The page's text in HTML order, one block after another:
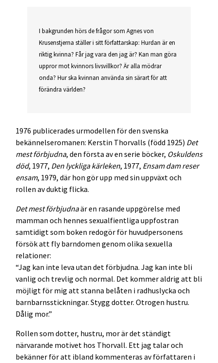
I bakgrunden hörs de frågor som Agnes von
Krusenstjerna ställer i sitt författarskap: Hurdan är en
riktig kvinna? Får jag vara den jag är? Kan man göra
uppror mot kvinnors livsvillkor? Är alla mödrar
onda? Hur ska kvinnan använda sin särart för att
förändra världen?
1976 publicerades urmodellen för den svenska
bekännelseromanen: Kerstin Thorvalls (född 1925) Det
mest förbjudna, den första av en serie böcker, Oskuldens
död, 1977, Den lyckliga kärleken, 1977, Ensam dam reser
ensam, 1979, där hon gör upp med sin uppväxt och
rollen av duktig flicka.
Det mest förbjudnaär en rasande uppgörelse med
mamman och hennes sexualfientliga uppfostran
samtidigt som boken redogör för huvudpersonens
försök att fly barndomen genom olika sexuella
relationer:
“Jag kan inte leva utan det förbjudna. Jag kan inte bli
vanlig och trevlig och normal. Det kommer aldrig att bli
möjligt för mig att stanna belåten i radhuslycka och
barnbarnsstickningar. Stygg dotter. Otrogen hustru.
Dålig mor.”
Rollen som dotter, hustru, mor är det ständigt
närvarande motivet hos Thorvall. Ett jag talar och
bekänner för att ibland kommenteras av författaren i